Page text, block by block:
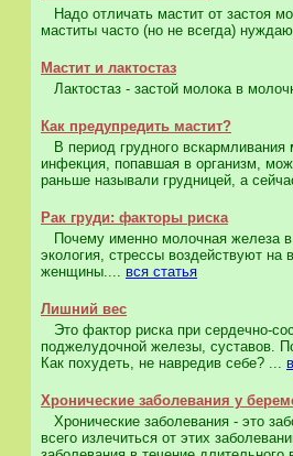
Надо отличать мастит от застоя
маститы часто (но не всегда)
Мастит и лактостаз
Лактостаз - застой молока в
Как предупредить мастит?
В период грудного вскармливания
инфекция, попавшая в организм,
раньше называли грудницей, а
Рак груди: факторы риска
Почему именно молочная железа в
экология, стрессы воздействуют
женщины.... вся статья
Лишний вес
Это фактор риска при сердечно-
поджелудочной железы, суставов.
Как похудеть, не навредив себе? ...
Хронические заболевания у
Хронические заболевания - это
всего излечиться от этих